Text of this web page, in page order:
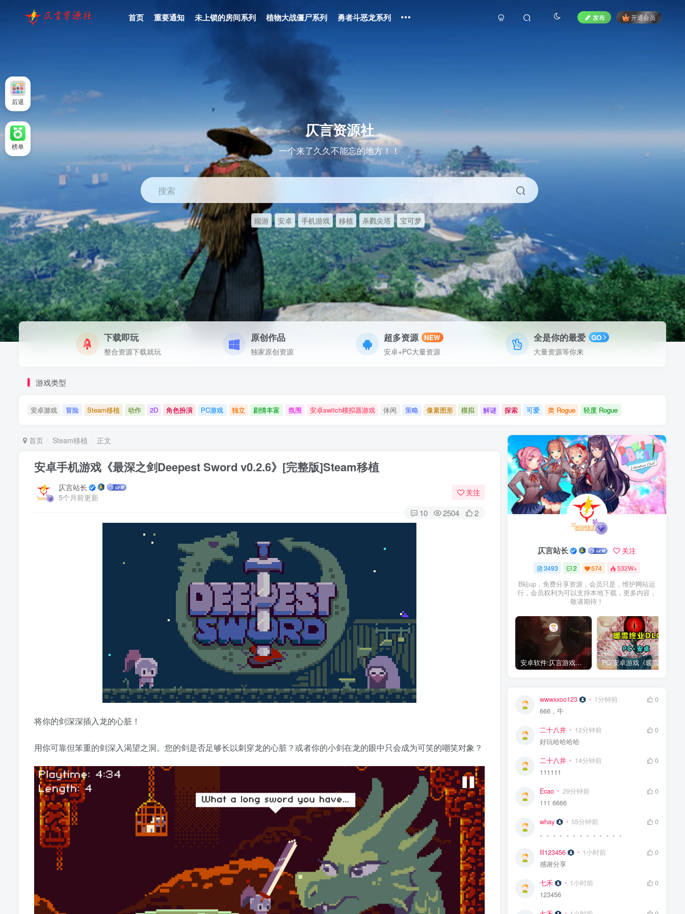
首页 重要通知 未上锁的房间系列 植物大战僵尸系列 勇者斗恶龙系列 发布 开通会员
仄言资源社
一个来了久久不能忘的地方！！
搜索
端游 安卓 手机游戏 移植 杀戮尖塔 宝可梦
下载即玩
整合资源下载就玩
原创作品
独家原创资源
超多资源 NEW
安卓+PC大量资源
全是你的最爱 GO
大量资源等你来
游戏类型
安卓游戏 冒险 Steam移植 动作 2D 角色扮演 PC游戏 独立 剧情丰富 氛围 安卓switch模拟器游戏 休闲 策略 像素图形 模拟 解谜 探索 可爱 类 Rogue 轻度 Rogue
首页 Steam移植 正文
安卓手机游戏《最深之剑Deepest Sword v0.2.6》[完整版]Steam移植
仄言站长
5个月前更新
关注
10 2504 2
将你的剑深深插入龙的心脏！
用你可靠但笨重的剑深入渴望之洞。您的剑是否足够长以刺穿龙的心脏？或者你的小剑在龙的眼中只会成为可笑的嘲笑对象？
仄言站长 关注
3493 2 574 532W+
B站up，免费分享资源，会员只是，维护网站运
行，会员权利为可以支持本地下载，更多内容，
敬请期待！
安卓软件:仄言游戏库4.0APP全新上架了！没有下的赶紧下载呀！
wwwxxoo123 1分钟前
0
666，牛
二十八井 12分钟前
0
好玩哈哈哈哈
二十八井 14分钟前
0
111111
Ecao 29分钟前
0
111 6666
whay 55分钟前
0
。。。。。。。。。。。。。
lll123456 1小时前
0
感谢分享
七禾 1小时前
0
123456
后退
榜单